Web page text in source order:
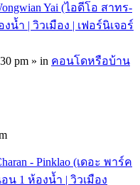
Yai (ไอดีโอ สาทร-
น้ำ | วิวเมือง | เฟอร์นิเจอร์
pm » in คอนโดหรือบ้าน
- Pinklao (เดอะ พาร์ค
น 1 ห้องน้ำ | วิวเมือง